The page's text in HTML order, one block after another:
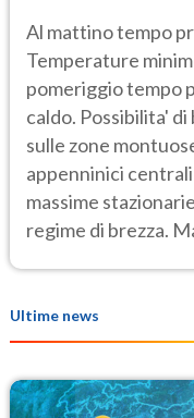
Al mattino tempo
Temperature
pomeriggio tempo
caldo. Possibilita'
sulle zone
appenninici
massime
regime di brezza.
Ultime news